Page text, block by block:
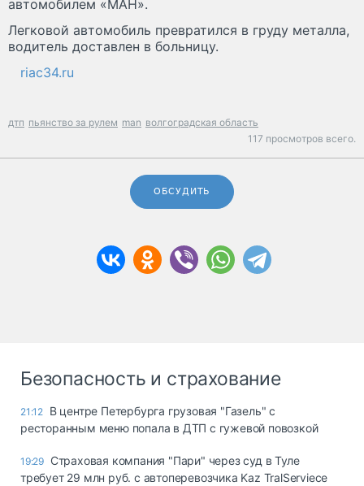
автомобилем «МАН».
Легковой автомобиль превратился в груду металла,
водитель доставлен в больницу.
riac34.ru
дтп пьянство за рулем man волгоградская область
117 просмотров всего.
ОБСУДИТЬ
Безопасность и страхование
21:12 В центре Петербурга грузовая "Газель" с
ресторанным меню попала в ДТП с гужевой повозкой
19:29 Страховая компания "Пари" через суд в Туле
требует 29 млн руб. с автоперевозчика Kaz TralServiece